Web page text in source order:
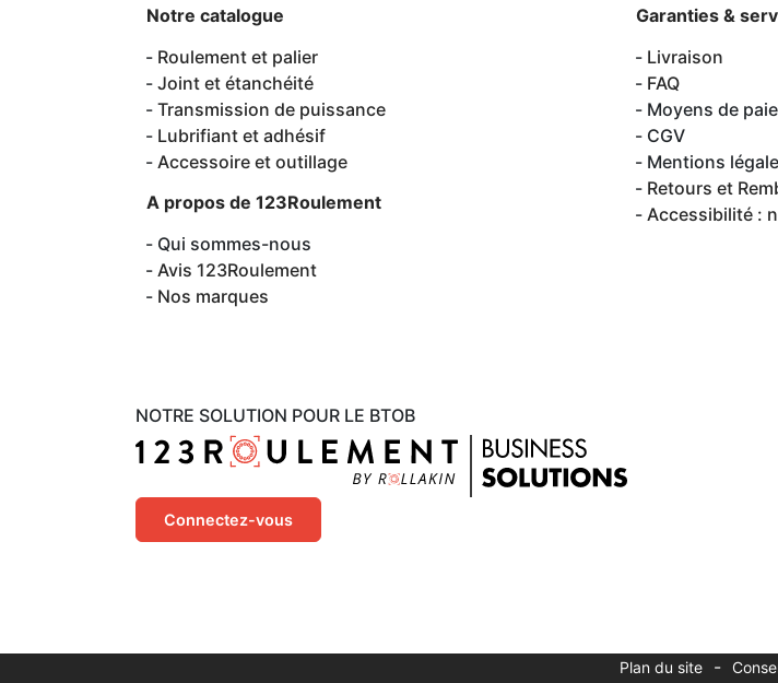
NOTRE SOLUTION POUR LE BTOB
Connectez-vous
Notre catalogue
Roulement et palier
Joint et étanchéité
Transmission de puissance
Lubrifiant et adhésif
Accessoire et outillage
A propos de 123Roulement
Qui sommes-nous
Avis 123Roulement
Nos marques
Garanties &
Livraison
FAQ
Moyens de
CGV
Mentions
Retours et
Accessibilité :
Plan du site -